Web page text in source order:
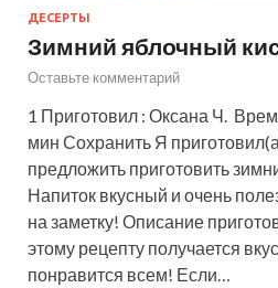
ДЕСЕРТЫ
Зимний яблочный
Оставьте комментарий
1 Приготовил : Оксана Ч.
мин Сохранить Я
предложить приготовить
Напиток вкусный и очень
на заметку! Описание
этому рецепту получается
понравится всем! Если…